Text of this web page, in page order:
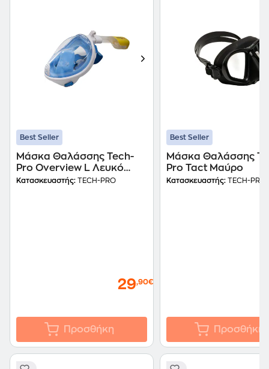
Best Seller
Μάσκα Θαλάσσης Tech-
Pro Overview L Λευκό
Μπλε
Κατασκευαστής: TECH-PRO
29,90€
Προσθήκη
Best Seller
Μάσκα Θαλάσσης
Pro Tact Μαύρο
Κατασκευαστής: TECH-PRO
Προσθήκη